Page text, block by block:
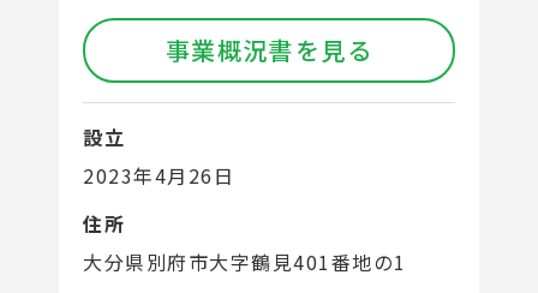
事業概況書を見る
設立
2023年4月26日
住所
大分県別府市大字鶴見401番地の1